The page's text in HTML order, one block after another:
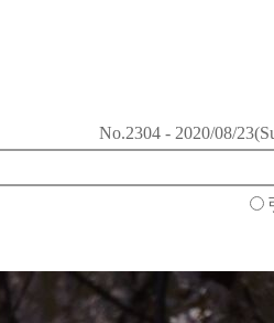
No.2304 - 2020/08/